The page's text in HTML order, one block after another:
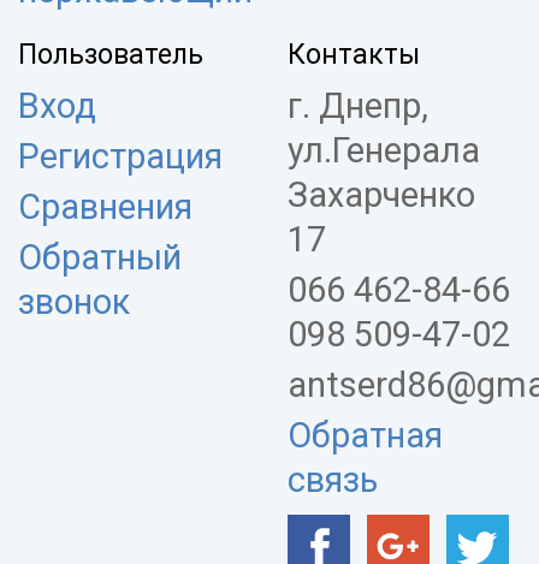
Пользователь
Вход
Регистрация
Сравнения
Обратный
звонок
Контакты
г. Днепр,
ул.Генерала
Захарченко
17
066 462-84-66
098 509-47-02
Обратная
связь